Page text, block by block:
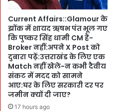
न
को
:
C
M
पु
ष्क
र
की
हि
f
l
i
n
g
:
:
L
o
b
Current Affairs::Glamour के
झोंक में शायद ऋषभ पंत भूल गए
कि पुष्कर सिंह धामी CM हैं-
Broker नहीं:अपने X Post को
दुबारा पढ़ें:उत्तराखंड के लिए एक
Match नहीं खेले-न कभी दैवीय
संकट में मदद को सामने
आए:घर के लिए सरकारी दर पर
जमीन क्यों दी जाए?
17 hours ago